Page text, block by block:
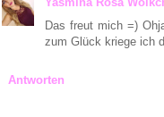
Das freut mich =)
zum Glück kriege ich
Antworten